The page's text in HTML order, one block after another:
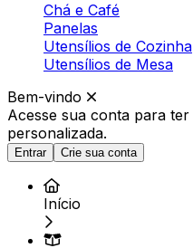
Chá e Café
Panelas
Utensílios de Cozinha
Utensílios de Mesa
Bem-vindo
Acesse sua conta para ter
personalizada.
Entrar Crie sua conta
Início